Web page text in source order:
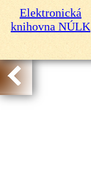
Elektronická
knihovna NÚLK